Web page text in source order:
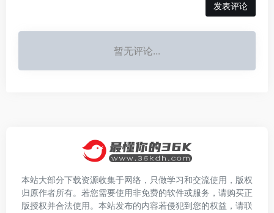
发表评论
暂无评论...
本站大部分下载资源收集于网络，只做学习和交流使用，版权
归原作者所有。若您需要使用非免费的软件或服务，请购买正
版授权并合法使用。本站发布的内容若侵犯到您的权益，请联